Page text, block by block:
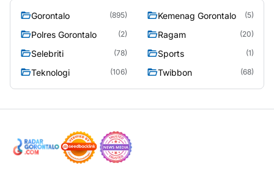
Gorontalo (895) Kemenag Gorontalo (5)
Polres Gorontalo (2) Ragam (20)
Selebriti (78) Sports (1)
Teknologi (106) Twibbon (68)